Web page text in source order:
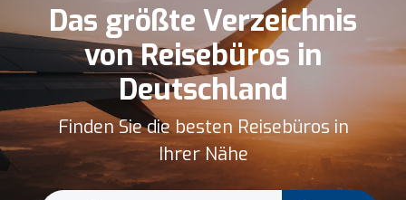
Das größte Verzeichnis
von Reisebüros in
Deutschland
Finden Sie die besten Reisebüros in
Ihrer Nähe